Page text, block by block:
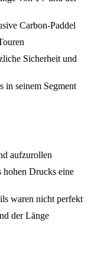
Carbon-Paddel
Sicherheit und
in seinem Segment
aufzurollen
hohen Drucks eine
waren nicht perfekt
der Länge